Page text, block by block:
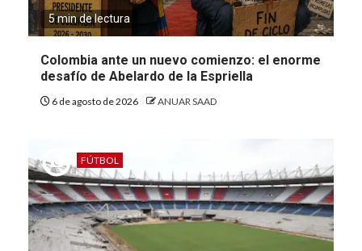
5 min de lectura
Colombia ante un nuevo comienzo: el enorme
desafío de Abelardo de la Espriella
6 de agosto de 2026 ANUAR SAAD
FÚTBOL